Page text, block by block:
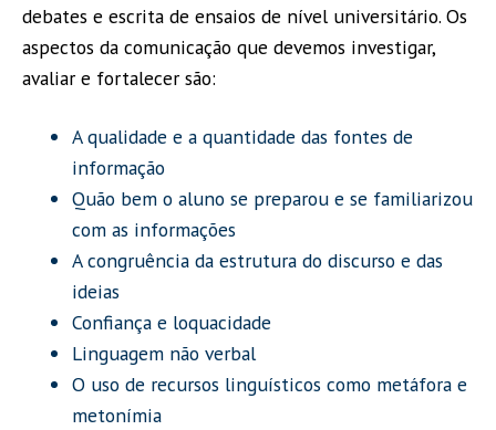
debates e escrita de ensaios de nível universitário. Os
aspectos da comunicação que devemos investigar,
avaliar e fortalecer são:
A qualidade e a quantidade das fontes de
informação
Quão bem o aluno se preparou e se familiarizou
com as informações
A congruência da estrutura do discurso e das
ideias
Confiança e loquacidade
Linguagem não verbal
O uso de recursos linguísticos como metáfora e
metonímia